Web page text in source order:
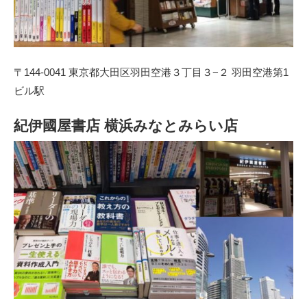
〒144-0041 東京都大田区羽田空港３丁目３−２ 羽田空港第1
ビル駅
紀伊國屋書店 横浜みなとみらい店